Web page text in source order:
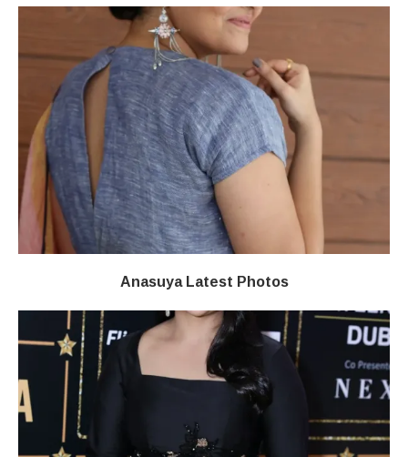
Anasuya Latest Photos